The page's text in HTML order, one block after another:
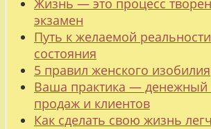
экзамен
Путь к желаемой
состояния
5 правил женского изобилия
Ваша практика — денежный
продаж и клиентов
Как сделать свою жизнь